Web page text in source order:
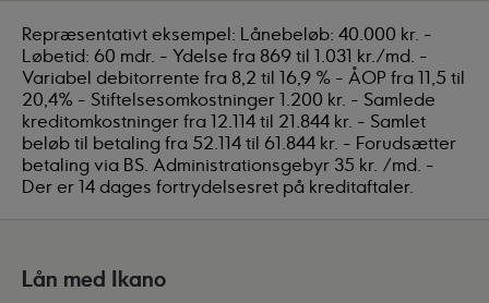
Repræsentativt eksempel: Lånebeløb: 40.000 kr. -
Løbetid: 60 mdr. - Ydelse fra 869 til 1.031 kr./md. -
Variabel debitorrente fra 8,2 til 16,9 % - ÅOP fra 11,5 til
20,4% - Stiftelsesomkostninger 1.200 kr. - Samlede
kreditomkostninger fra 12.114 til 21.844 kr. - Samlet
beløb til betaling fra 52.114 til 61.844 kr. - Forudsætter
betaling via BS. Administrationsgebyr 35 kr. /md. -
Der er 14 dages fortrydelsesret på kreditaftaler.
Lån med Ikano